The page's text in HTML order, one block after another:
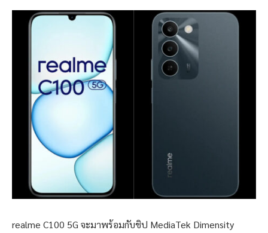
realme C100 5G จะมาพร้อมกับชิป MediaTek Dimensity